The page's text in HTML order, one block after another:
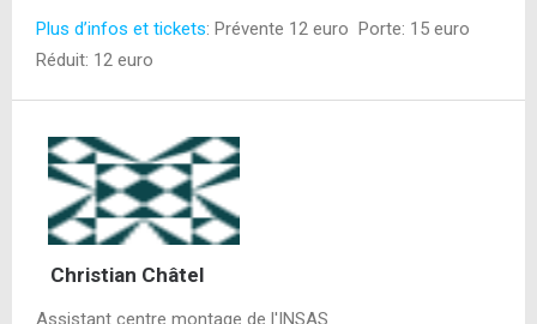
Plus d’infos et tickets: Prévente 12 euro Porte: 15 euro
Réduit: 12 euro
Christian Châtel
Assistant centre montage de l'INSAS